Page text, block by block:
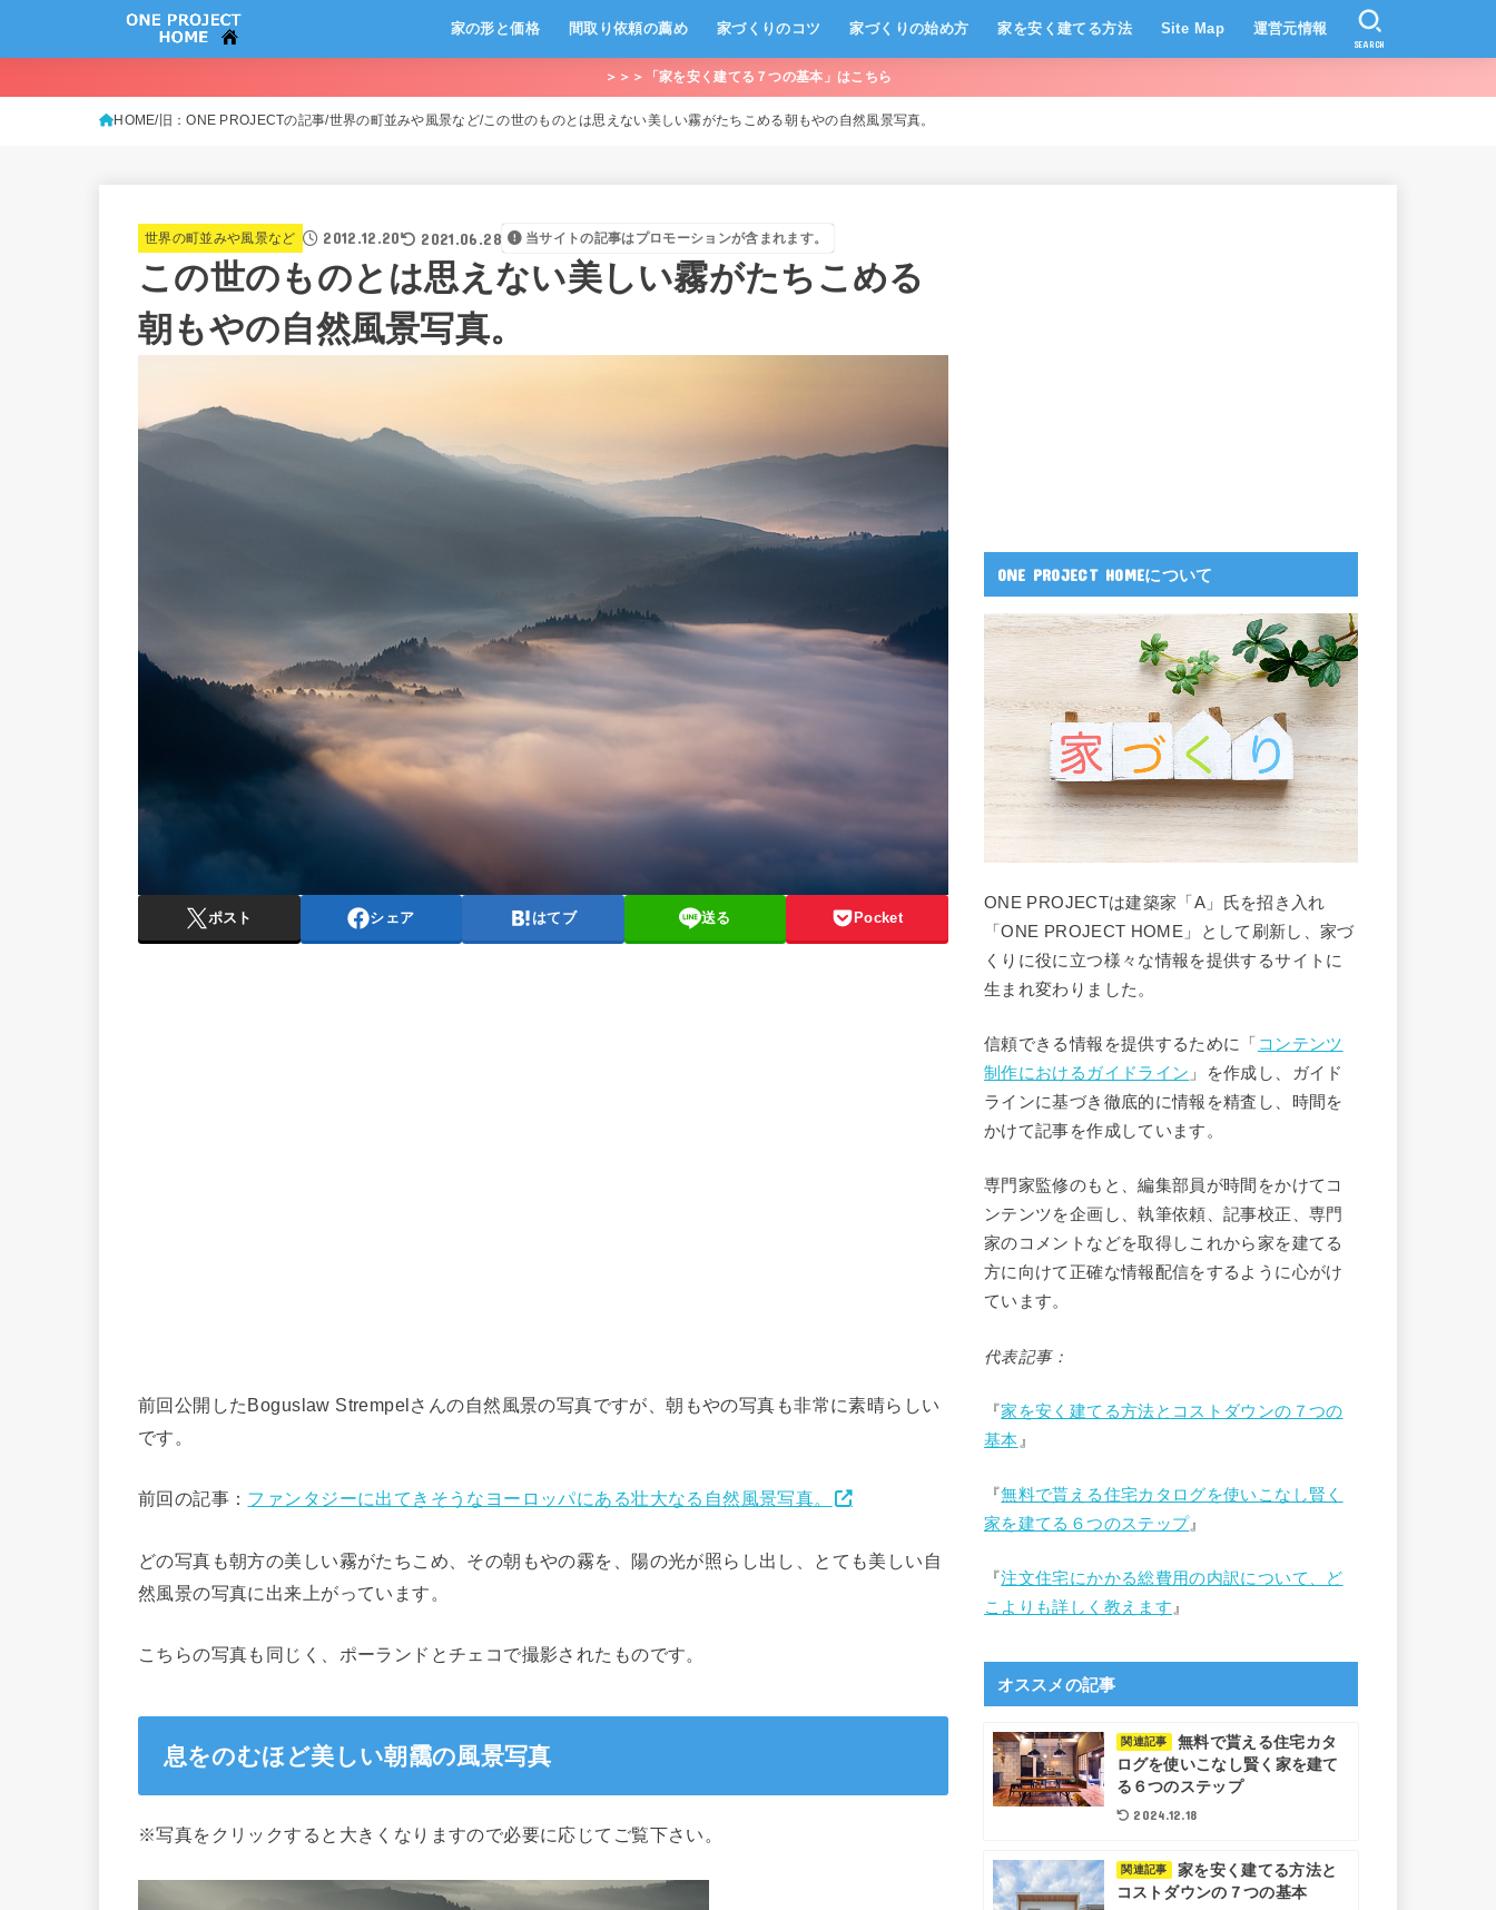
家の形と価格 間取り依頼の薦め 家づくりのコツ 家づくりの始め方 家を安く建てる方法 Site Map 運営元情報
SEARCH
＞＞＞「家を安く建てる７つの基本」はこちら
HOME 旧：ONE PROJECTの記事 世界の町並みや風景など この世のものとは思えない美しい霧がたちこめる朝もやの自然風景写真。
世界の町並みや風景など 2012.12.20 2021.06.28 当サイトの記事はプロモーションが含まれます。
この世のものとは思えない美しい霧がたちこめる
朝もやの自然風景写真。
ポスト シェア はてブ 送る Pocket
前回公開したBoguslaw Strempelさんの自然風景の写真ですが、朝もやの写真も非常に素晴らしい
です。
前回の記事： ファンタジーに出てきそうなヨーロッパにある壮大なる自然風景写真。
どの写真も朝方の美しい霧がたちこめ、その朝もやの霧を、陽の光が照らし出し、とても美しい自
然風景の写真に出来上がっています。
こちらの写真も同じく、ポーランドとチェコで撮影されたものです。
息をのむほど美しい朝靄の風景写真
※写真をクリックすると大きくなりますので必要に応じてご覧下さい。
ONE PROJECT HOMEについて
ONE PROJECTは建築家「A」氏を招き入れ
「ONE PROJECT HOME」として刷新し、家づ
くりに役に立つ様々な情報を提供するサイトに
生まれ変わりました。
信頼できる情報を提供するために「 コンテンツ
制作におけるガイドライン 」を作成し、ガイド
ラインに基づき徹底的に情報を精査し、時間を
かけて記事を作成しています。
専門家監修のもと、編集部員が時間をかけてコ
ンテンツを企画し、執筆依頼、記事校正、専門
家のコメントなどを取得しこれから家を建てる
方に向けて正確な情報配信をするように心がけ
ています。
代表記事：
『家を安く建てる方法とコストダウンの７つの
基本 』
『無料で貰える住宅カタログを使いこなし賢く
家を建てる６つのステップ』
『注文住宅にかかる総費用の内訳について、ど
こよりも詳しく教えます 』
オススメの記事
関連記事
無料で貰える住宅カタ
ログを使いこなし賢く家を建て
る６つのステップ
2024.12.18
関連記事
家を安く建てる方法と
コストダウンの７つの基本